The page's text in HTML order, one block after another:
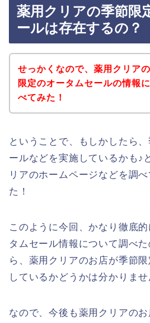
薬用クリアの季節限
ールは存在するの？
せっかくなので、薬用クリア
限定のオータムセールの情報
べてみた！
ということで、もしかしたら
ールなどを実施しているかも♪
リアのホームページなどを調
た！
このように今回、かなり徹底
タムセール情報について調べ
ら、薬用クリアのお店が季節
しているかどうかは分かりませ
なので、今後も薬用クリアの